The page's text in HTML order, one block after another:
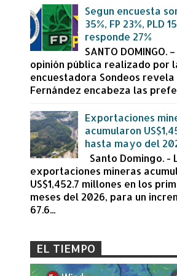
Segun encuesta
35%, FP 23%, PLD
responde 27%
SANTO DOMINGO.
opinión pública realizado por
encuestadora Sondeos revela
Fernández encabeza las
Exportaciones
acumularon
hasta mayo del
Santo Domingo. -
exportaciones mineras
US$1,452.7 millones en los
meses del 2026, para un
67.6...
EL TIEMPO